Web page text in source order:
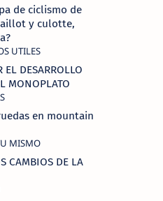
de ciclismo de
y culotte,
EL DESARROLLO
MONOPLATO
en mountain
CAMBIOS DE LA